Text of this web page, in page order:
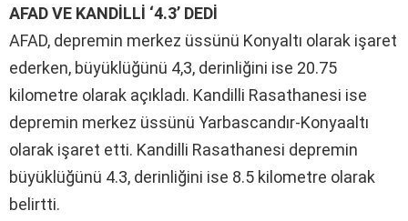
AFAD VE KANDİLLİ ‘4.3’ DEDİ
AFAD, depremin merkez üssünü Konyaltı olarak işaret
ederken, büyüklüğünü 4,3, derinliğini ise 20.75
kilometre olarak açıkladı. Kandilli Rasathanesi ise
depremin merkez üssünü Yarbascandır-Konyaaltı
olarak işaret etti. Kandilli Rasathanesi depremin
büyüklüğünü 4.3, derinliğini ise 8.5 kilometre olarak
belirtti.